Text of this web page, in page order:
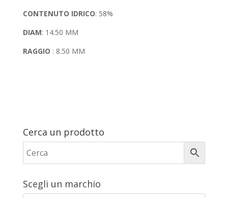
CONTENUTO IDRICO: 58%
DIAM: 14.50 MM
RAGGIO : 8.50 MM
Cerca un prodotto
Scegli un marchio